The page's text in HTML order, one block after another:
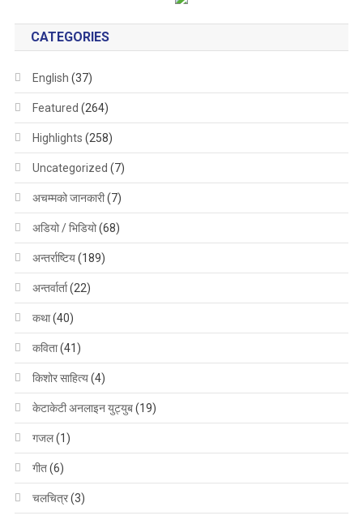
CATEGORIES
English (37)
Featured (264)
Highlights (258)
Uncategorized (7)
अचम्मको जानकारी(7)
अडियो / भिडियो(68)
अन्तर्राष्टिय(189)
अन्तर्वार्ता(22)
कथा(40)
कविता(41)
किशोर साहित्य(4)
केटाकेटी अनलाइन युट्युब(19)
गजल(1)
गीत(6)
चलचित्र(3)